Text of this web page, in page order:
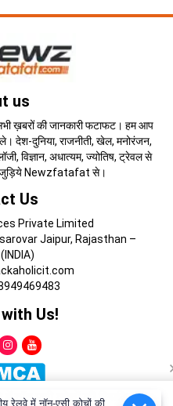
us
ख़बरों की जानकारी फटाफट। हम आप
दुनिया, राजनीती, खेल, मनोरंजन,
विज्ञान, अधात्यम, ज्योतिष, ट्रेवल से
जुड़िये Newzfatafat से।
Us
Private Limited
Jaipur, Rajasthan –
Us!
रेलवे में नॉन-एसी कोचों की